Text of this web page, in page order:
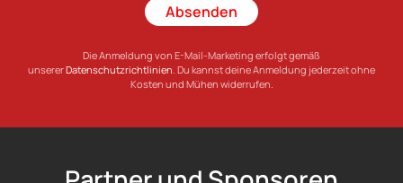
Absenden
Die Anmeldung von E-Mail-Marketing erfolgt gemäß
unsererDatenschutzrichtlinien . Du kannst deine Anmeldung jederzeit ohne
Kosten und Mühen widerrufen.